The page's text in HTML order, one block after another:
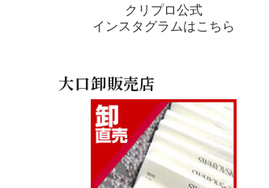
クリプロ公式
インスタグラムはこちら
大口卸販売店